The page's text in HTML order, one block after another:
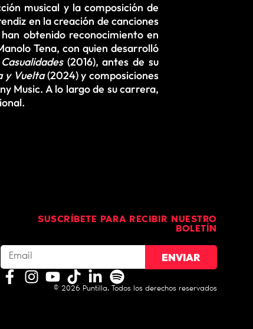
musical y la composición de
en la creación de canciones
obtenido reconocimiento en
Tena, con quien desarrolló
Casualidades(2016), antes de su
y Vuelta(2024) y composiciones
Music. A lo largo de su carrera,
SUSCRÍBETE PARA RECIBIR NUESTRO
BOLETÍN
ENVIAR
©️ 2026 Puntilla. Todos los derechos reservados